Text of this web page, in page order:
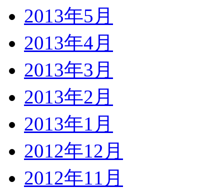
2013年5月
2013年4月
2013年3月
2013年2月
2013年1月
2012年12月
2012年11月